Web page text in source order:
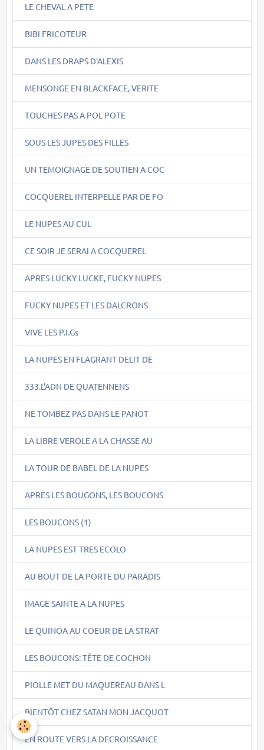
LE CHEVAL A PETE
BIBI FRICOTEUR
DANS LES DRAPS D'ALEXIS
MENSONGE EN BLACKFACE, VERITE
TOUCHES PAS A POL POTE
SOUS LES JUPES DES FILLES
UN TEMOIGNAGE DE SOUTIEN A COC
COCQUEREL INTERPELLE PAR DE FO
LE NUPES AU CUL
CE SOIR JE SERAI A COCQUEREL
APRES LUCKY LUCKE, FUCKY NUPES
FUCKY NUPES ET LES DALCRONS
VIVE LES P.I.Gs
LA NUPES EN FLAGRANT DELIT DE
333.L'ADN DE QUATENNENS
NE TOMBEZ PAS DANS LE PANOT
LA LIBRE VEROLE A LA CHASSE AU
LA TOUR DE BABEL DE LA NUPES
APRES LES BOUGONS, LES BOUCONS
LES BOUCONS (1)
LA NUPES EST TRES ECOLO
AU BOUT DE LA PORTE DU PARADIS
IMAGE SAINTE A LA NUPES
LE QUINOA AU COEUR DE LA STRAT
LES BOUCONS: TÊTE DE COCHON
PIOLLE MET DU MAQUEREAU DANS L
BIENTÖT CHEZ SATAN MON JACQUOT
EN ROUTE VERS LA DECROISSANCE